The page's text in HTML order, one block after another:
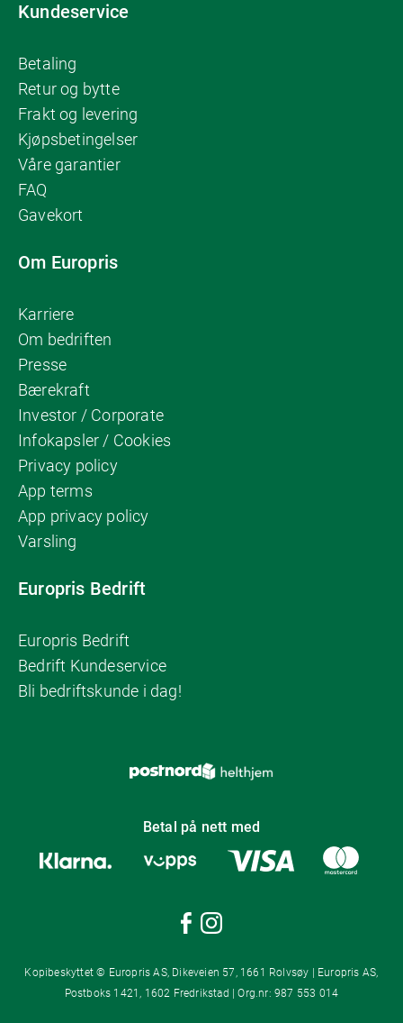
Kundeservice
Betaling
Retur og bytte
Frakt og levering
Kjøpsbetingelser
Våre garantier
FAQ
Gavekort
Om Europris
Karriere
Om bedriften
Presse
Bærekraft
Investor / Corporate
Infokapsler / Cookies
Privacy policy
App terms
App privacy policy
Varsling
Europris Bedrift
Europris Bedrift
Bedrift Kundeservice
Bli bedriftskunde i dag!
Betal på nett med
Kopibeskyttet © Europris AS, Dikeveien 57, 1661 Rolvsøy | Europris AS,
Postboks 1421, 1602 Fredrikstad | Org.nr: 987 553 014